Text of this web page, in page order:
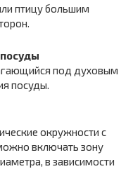
птицу большим
под духовым
посуды.
окружности с
включать зону
в зависимости